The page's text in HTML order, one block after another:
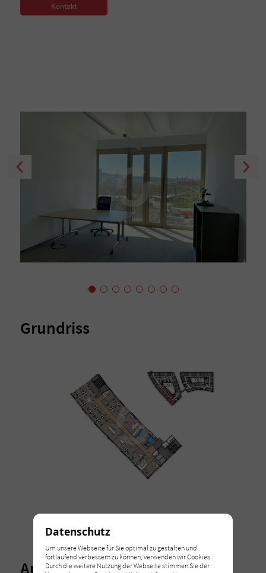
Kontakt
Grundriss
Ausstattung
Datenschutz
Um unsere Webseite für Sie optimal zu gestalten und
fortlaufend verbessern zu können, verwenden wir Cookies.
Durch die weitere Nutzung der Webseite stimmen Sie der